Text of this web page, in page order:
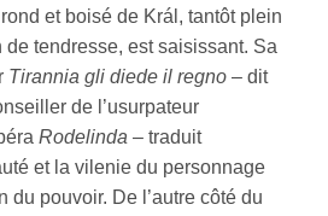
et boisé de Král, tantôt plein
de tendresse, est saisissant. Sa
Tirannia gli diede il regno – dit
de l’usurpateur
Rodelinda – traduit
et la vilenie du personnage
du pouvoir. De l’autre côté du